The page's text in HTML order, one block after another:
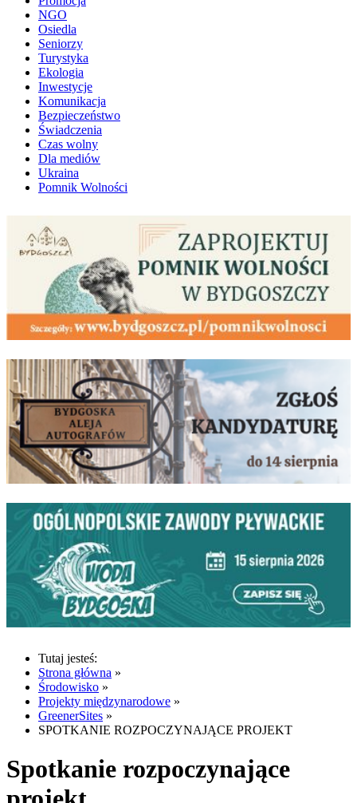
NGO
Osiedla
Seniorzy
Turystyka
Ekologia
Inwestycje
Komunikacja
Bezpieczeństwo
Świadczenia
Czas wolny
Dla mediów
Ukraina
Pomnik Wolności
Tutaj jesteś:
Strona główna »
Środowisko »
Projekty międzynarodowe »
GreenerSites »
SPOTKANIE ROZPOCZYNAJĄCE PROJEKT
Spotkanie rozpoczynające